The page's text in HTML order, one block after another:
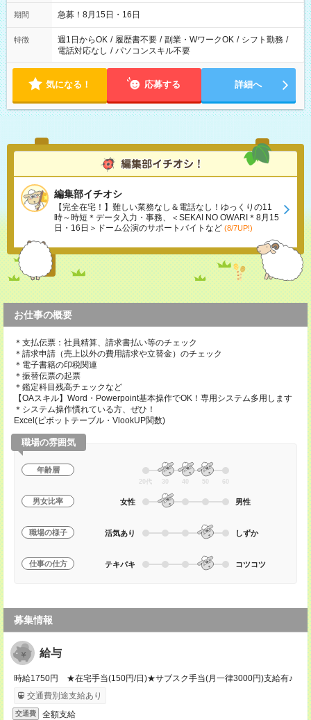
期間 急募！8月15日・16日
特徴 週1日からOK / 履歴書不要 / 副業・WワークOK / シフト勤務 /
電話対応なし / パソコンスキル不要
気になる！ 応募する 詳細へ
編集部イチオシ
【完全在宅！】難しい業務なし＆電話なし！ゆっくりの11
時～時短＊データ入力・事務、＜SEKAI NO OWARI＊8月15
日・16日＞ドーム公演のサポートバイトなど (8/7UP!)
お仕事の概要
＊支払伝票：社員精算、請求書払い等のチェック
＊請求申請（売上以外の費用請求や立替金）のチェック
＊電子書籍の印税関連
＊振替伝票の起票
＊鑑定科目残高チェックなど
【OAスキル】Word・Powerpoint基本操作でOK！専用システム多用します
＊システム操作慣れている方、ぜひ！
Excel(ピボットテーブル・VlookUP関数)
職場の雰囲気
年齢層
20代 30 40 50 60
男女比率 女性 男性
職場の様子 活気あり しずか
仕事の仕方 テキパキ コツコツ
募集情報
給与
時給1750円 ★在宅手当(150円/日)★サブスク手当(月一律3000円)支給有♪
交通費別途支給あり
交通費 全額支給